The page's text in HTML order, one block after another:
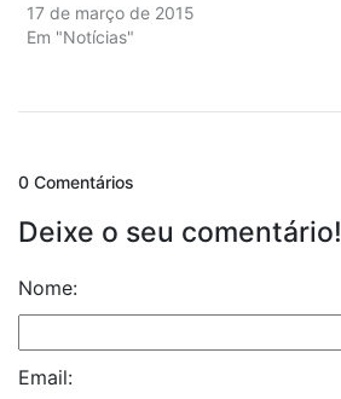
17 de março de 2015
Em "Notícias"
0 Comentários
Deixe o seu comentário!
Nome:
Email: